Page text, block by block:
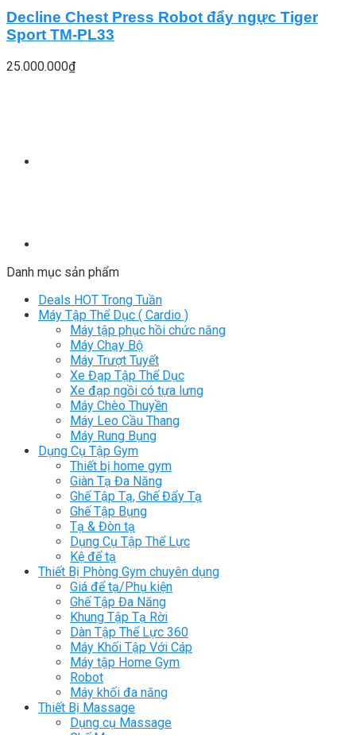
Decline Chest Press Robot đẩy ngực Tiger
Sport TM-PL33
25.000.000₫
Danh mục sản phẩm
Deals HOT Trong Tuần
Máy Tập Thể Dục ( Cardio )
Máy tập phục hồi chức năng
Máy Chạy Bộ
Máy Trượt Tuyết
Xe Đạp Tập Thể Dục
Xe đạp ngồi có tựa lưng
Máy Chèo Thuyền
Máy Leo Cầu Thang
Máy Rung Bụng
Dụng Cụ Tập Gym
Thiết bị home gym
Giàn Tạ Đa Năng
Ghế Tập Tạ, Ghế Đẩy Tạ
Ghế Tập Bụng
Tạ & Đòn tạ
Dụng Cụ Tập Thể Lực
Kệ để tạ
Thiết Bị Phòng Gym chuyên dụng
Giá để tạ/Phụ kiện
Ghế Tập Đa Năng
Khung Tập Tạ Rời
Dàn Tập Thể Lực 360
Máy Khối Tập Với Cáp
Máy tập Home Gym
Robot
Máy khối đa năng
Thiết Bị Massage
Dụng cụ Massage